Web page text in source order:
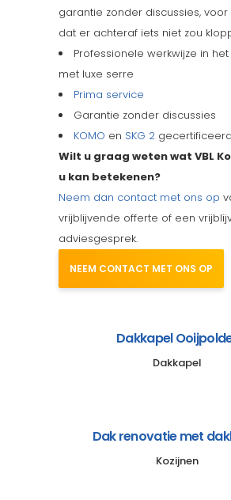
garantie zonder discussies,
dat er achteraf iets niet zou
Professionele werkwijze in
met luxe serre
Prima service
Garantie zonder discussies
KOMO en SKG 2 gecertificeerd
Wilt u graag weten wat VBL
u kan betekenen?
Neem dan contact met ons op
vrijblijvende offerte of een
adviesgesprek.
NEEM CONTACT MET ONS OP
Dakkapel
Dakkapel
Dak renovatie met
Kozijnen